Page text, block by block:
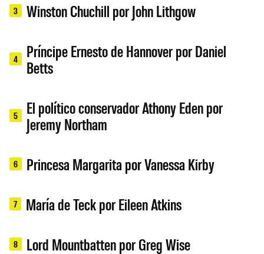
3 Winston Chuchill por John Lithgow
4
Príncipe Ernesto de Hannover por Daniel
Betts
5
El político conservador Athony Eden por
Jeremy Northam
6 Princesa Margarita por Vanessa Kirby
7 María de Teck por Eileen Atkins
8 Lord Mountbatten por Greg Wise